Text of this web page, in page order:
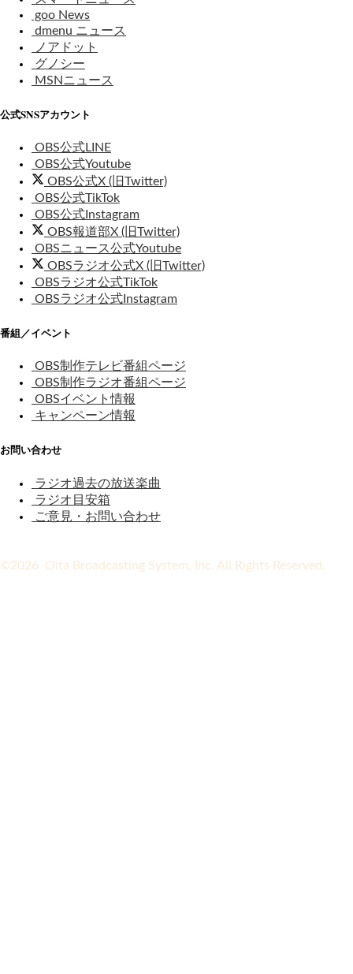
goo News
dmenu ニュース
ノアドット
グノシー
MSNニュース
公式SNSアカウント
OBS公式LINE
OBS公式Youtube
OBS公式X (旧Twitter)
OBS公式TikTok
OBS公式Instagram
OBS報道部X (旧Twitter)
OBSニュース公式Youtube
OBSラジオ公式X (旧Twitter)
OBSラジオ公式TikTok
OBSラジオ公式Instagram
番組／イベント
OBS制作テレビ番組ページ
OBS制作ラジオ番組ページ
OBSイベント情報
キャンペーン情報
お問い合わせ
ラジオ過去の放送楽曲
ラジオ目安箱
ご意見・お問い合わせ
©2026 Oita Broadcasting System, Inc. All Rights Reserved.